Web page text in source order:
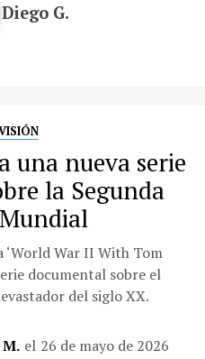
Diego G.
una nueva serie
la Segunda
War II With Tom
documental sobre el
del siglo XX.
M. el 26 de mayo de 2026